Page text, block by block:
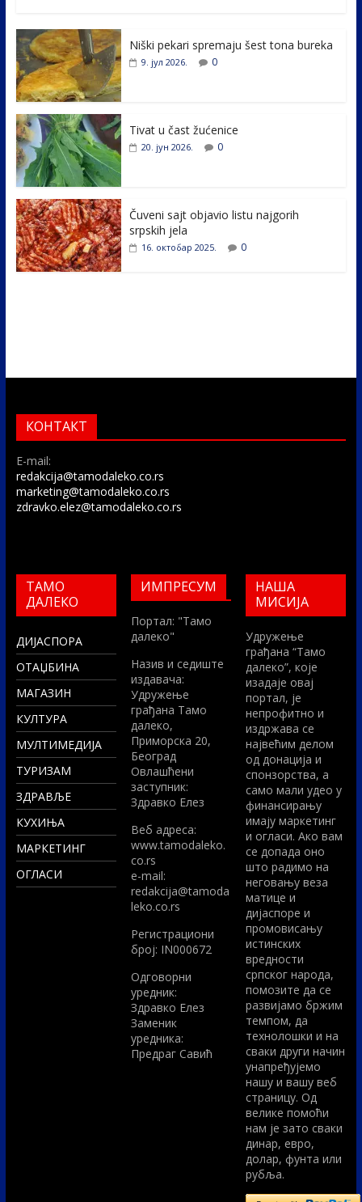
e
b
o
o
k
itt
er e
er
e
Niški pekari spremaju šest tona bureka
9. јул 2026. 0
Tivat u čast žućenice
20. јун 2026. 0
Čuveni sajt objavio listu najgorih
srpskih jela
16. октобар 2025. 0
КОНТАКТ
E-mail:
redakcija@tamodaleko.co.rs
marketing@tamodaleko.co.rs
zdravko.elez@tamodaleko.co.rs
ТАМО
ДАЛЕКО
ДИЈАСПОРА
ОТАЏБИНА
МАГАЗИН
КУЛТУРА
МУЛТИМЕДИЈА
ТУРИЗАМ
ЗДРАВЉЕ
КУХИЊА
МАРКЕТИНГ
ОГЛАСИ
ИМПРЕСУМ
Портал: "Тамо
далеко"
Назив и седиште
издавача:
Удружење
грађана Тамо
далеко,
Приморска 20,
Београд
Овлашћени
заступник:
Здравко Елез
Вeб адреса:
www.tamodaleko.
co.rs
e-mail:
redakcija@tamoda
leko.co.rs
Регистрациони
број: IN000672
Одговорни
уредник:
Здравко Елез
Заменик
уредника:
Предраг Савић
НАША
МИСИЈА
Удружење
грађана “Тамо
далеко”, које
изадаје овај
портал, је
непрофитно и
издржава се
највећим делом
од донација и
спонзорства, а
само мали удео у
финансирању
имају маркетинг
и огласи. Ако вам
се допада оно
што радимо на
неговању веза
матице и
дијаспоре и
промовисању
истинских
вредности
српског народа,
помозите да се
развијамо бржим
темпом, да
технолошки и на
сваки други начин
унапређујемо
нашу и вашу веб
страницу. Од
велике помоћи
нам је зато сваки
динар, евро,
долар, фунта или
рубља.